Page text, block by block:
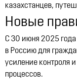
казахстанцев,
Новые
С 30 июня 2025 года
в Россию для
усиление контроля
процессов.